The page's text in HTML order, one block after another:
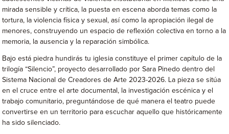
mirada sensible y crítica, la puesta en escena aborda temas como la
tortura, la violencia física y sexual, así como la apropiación ilegal de
menores, construyendo un espacio de reflexión colectiva en torno a la
memoria, la ausencia y la reparación simbólica.
Bajo está piedra hundirás tu iglesia constituye el primer capítulo de la
trilogía “Silencio”, proyecto desarrollado por Sara Pinedo dentro del
Sistema Nacional de Creadores de Arte 2023-2026. La pieza se sitúa
en el cruce entre el arte documental, la investigación escénica y el
trabajo comunitario, preguntándose de qué manera el teatro puede
convertirse en un territorio para escuchar aquello que históricamente
ha sido silenciado.